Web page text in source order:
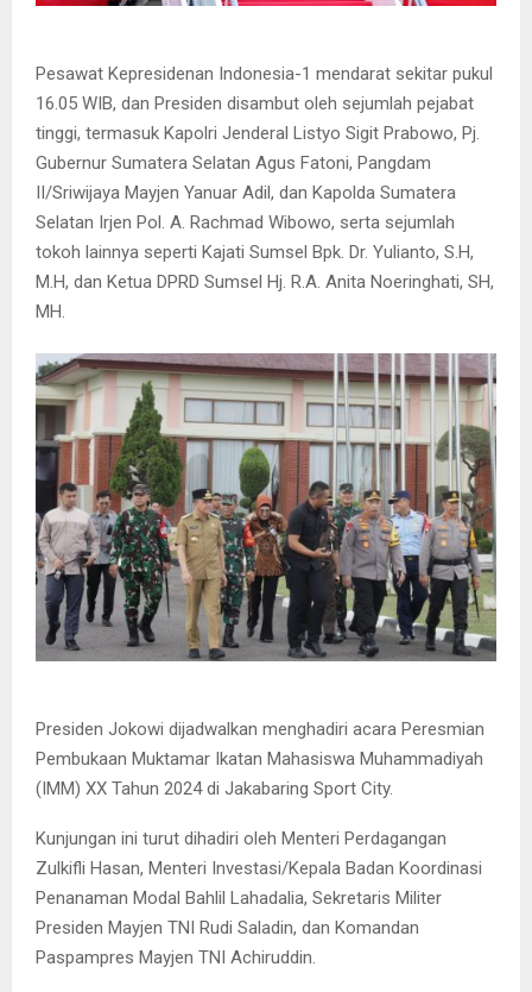
Pesawat Kepresidenan Indonesia-1 mendarat sekitar pukul
16.05 WIB, dan Presiden disambut oleh sejumlah pejabat
tinggi, termasuk Kapolri Jenderal Listyo Sigit Prabowo, Pj.
Gubernur Sumatera Selatan Agus Fatoni, Pangdam
II/Sriwijaya Mayjen Yanuar Adil, dan Kapolda Sumatera
Selatan Irjen Pol. A. Rachmad Wibowo, serta sejumlah
tokoh lainnya seperti Kajati Sumsel Bpk. Dr. Yulianto, S.H,
M.H, dan Ketua DPRD Sumsel Hj. R.A. Anita Noeringhati, SH,
MH.
Presiden Jokowi dijadwalkan menghadiri acara Peresmian
Pembukaan Muktamar Ikatan Mahasiswa Muhammadiyah
(IMM) XX Tahun 2024 di Jakabaring Sport City.
Kunjungan ini turut dihadiri oleh Menteri Perdagangan
Zulkifli Hasan, Menteri Investasi/Kepala Badan Koordinasi
Penanaman Modal Bahlil Lahadalia, Sekretaris Militer
Presiden Mayjen TNI Rudi Saladin, dan Komandan
Paspampres Mayjen TNI Achiruddin.